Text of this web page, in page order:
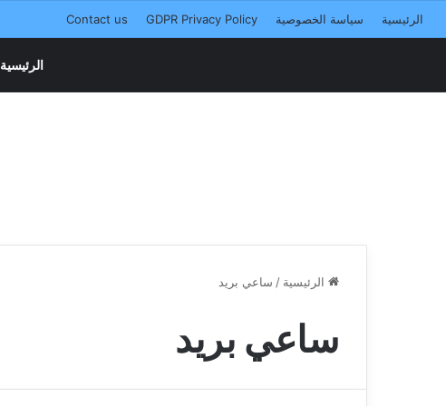
الرئيسية سياسة الخصوصية GDPR Privacy Policy
Contact us
الرئيسية
الرئيسية / ساعي بريد
ساعي بريد